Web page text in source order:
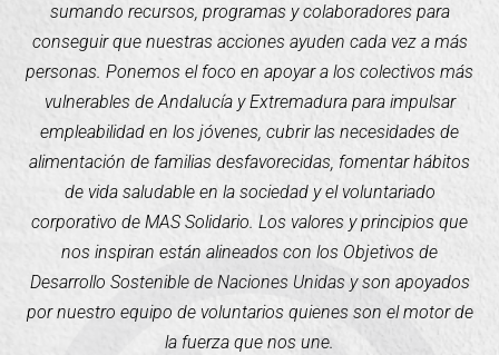
sumando recursos, programas y colaboradores para
conseguir que nuestras acciones ayuden cada vez a más
personas. Ponemos el foco en apoyar a los colectivos más
vulnerables de Andalucía y Extremadura para impulsar
empleabilidad en los jóvenes, cubrir las necesidades de
alimentación de familias desfavorecidas, fomentar hábitos
de vida saludable en la sociedad y el voluntariado
corporativo de MAS Solidario. Los valores y principios que
nos inspiran están alineados con los Objetivos de
Desarrollo Sostenible de Naciones Unidas y son apoyados
por nuestro equipo de voluntarios quienes son el motor de
la fuerza que nos une.